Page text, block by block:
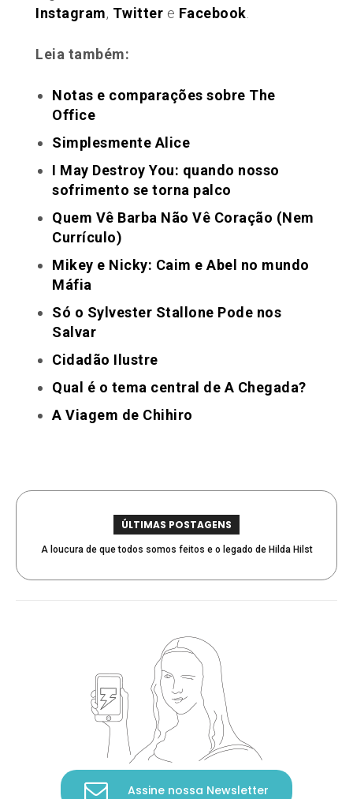
Instagram, Twitter e Facebook
Leia também:
Notas e comparações sobre The
Office
Simplesmente Alice
I May Destroy You: quando nosso
sofrimento se torna palco
Quem Vê Barba Não Vê Coração (Nem
Currículo)
Mikey e Nicky: Caim e Abel no mundo
Máfia
Só o Sylvester Stallone Pode nos
Salvar
Cidadão Ilustre
Qual é o tema central de A Chegada?
A Viagem de Chihiro
ÚLTIMAS POSTAGENS
A loucura de que todos somos feitos e o legado de Hilda Hilst
Assine nossa Newsletter